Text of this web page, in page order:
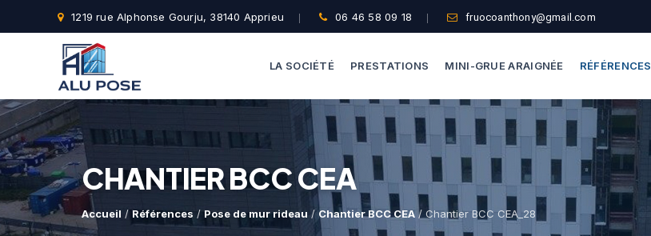
1219 rue Alphonse Gourju, 38140 Apprieu 06 46 58 09 18 fruocoanthony@gmail.com
LA SOCIÉTÉ PRESTATIONS
Dépannage Vitrages
Vitrine Magasin
Expertise Bris De Glace
Recherche De Fuite
MINI-GRUE ARAIGNÉE
Capacité De Levage
Nos Formules
RÉFÉRENCES
CHANTIER BCC CEA
Accueil / Références /Pose de mur rideau / Chantier BCC CEA / Chantier BCC CEA_28